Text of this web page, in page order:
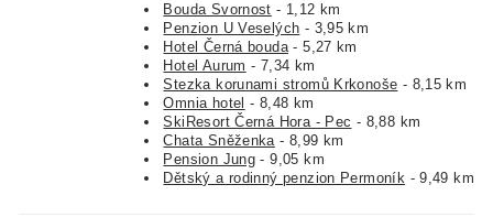
Bouda Svornost - 1,12 km
Penzion U Veselých - 3,95 km
Hotel Černá bouda- 5,27 km
Hotel Aurum - 7,34 km
Stezka korunami stromů Krkonoše - 8,15 km
Omnia hotel - 8,48 km
SkiResort Černá Hora - Pec - 8,88 km
Chata Sněženka- 8,99 km
Pension Jung - 9,05 km
Dětský a rodinný penzion Permoník - 9,49 km